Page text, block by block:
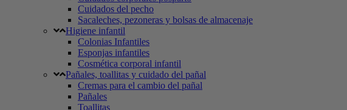
Cuidados del pecho
Sacaleches, pezoneras y bolsas de almacenaje
Higiene infantil
Colonias Infantiles
Esponjas infantiles
Cosmética corporal infantil
Pañales, toallitas y cuidado del pañal
Cremas para el cambio del pañal
Pañales
Toallitas